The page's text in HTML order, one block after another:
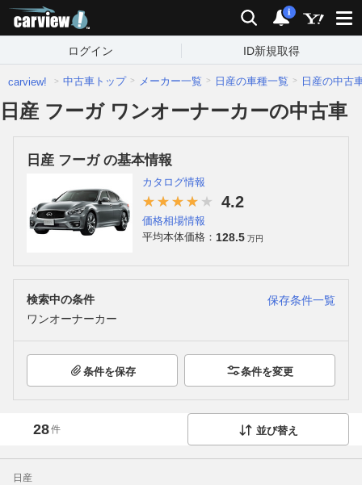
検索 通知
i
ログイン ID新規取得
carview! 中古車トップ メーカー一覧 日産の車種一覧 日産の中古
日産 フーガ ワンオーナーカーの中古車
日産 フーガ の基本情報
カタログ情報
4.2
価格相場情報
平均本体価格： 128.5 万円
検索中の条件
保存条件一覧
ワンオーナーカー
条件を保存 条件を変更
28件 並び替え
日産